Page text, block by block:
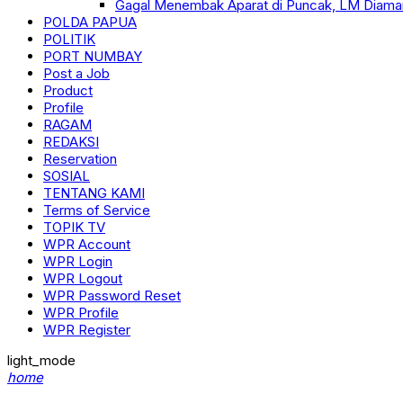
Gagal Menembak Aparat di Puncak, LM
POLDA PAPUA
POLITIK
PORT NUMBAY
Post a Job
Product
Profile
RAGAM
REDAKSI
Reservation
SOSIAL
TENTANG KAMI
Terms of Service
TOPIK TV
WPR Account
WPR Login
WPR Logout
WPR Password Reset
WPR Profile
WPR Register
light_mode
home